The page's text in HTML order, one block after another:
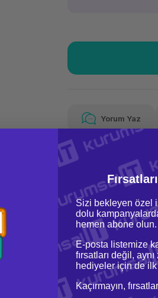
Güvenilir Alışveriş
Kolay iade imkanı
Yorum Yaz
Fiyat Teklifi Al
Taksit Seçenekleri
Sizi bekleyen özel
dolu
hemen abone olun.
E-posta listemize
fırsatları değil,
hediyeler için de
Kaçırmayın, fırsatlar